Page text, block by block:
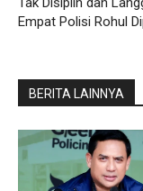
Empat Polisi Rohul
BERITA LAINNYA